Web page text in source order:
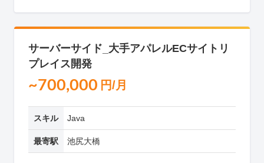
サーバーサイド_大手アパレルECサイトリ
プレイス開発
~700,000 円/月
スキル Java
最寄駅 池尻大橋